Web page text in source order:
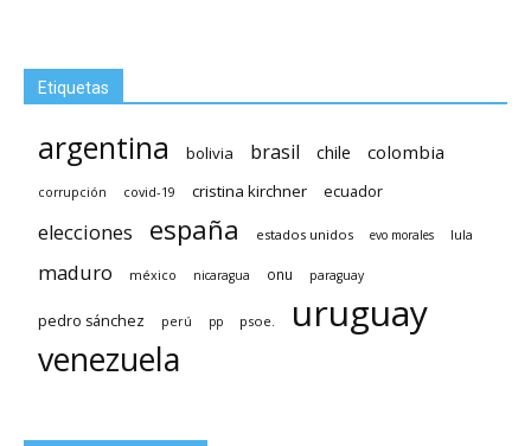
Etiquetas
argentina bolivia brasil chile colombia
corrupción covid-19 cristina kirchner ecuador
elecciones españa estados unidos evo morales lula
maduro méxico nicaragua onu paraguay
pedro sánchez perú pp psoe. uruguay
venezuela